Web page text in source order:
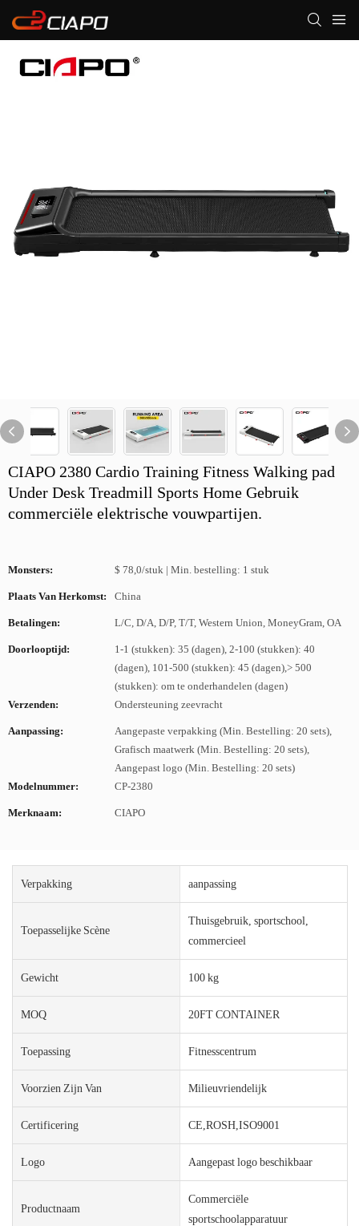
CIAPO 2380 Cardio Training Fitness Walking pad
Under Desk Treadmill Sports Home Gebruik
commerciële elektrische vouwpartijen.
Monsters: $ 78,0/stuk | Min. bestelling: 1 stuk
Plaats Van Herkomst: China
Betalingen: L/C, D/A, D/P, T/T, Western Union, MoneyGram, OA
Doorlooptijd:
1-1 (stukken): 35 (dagen), 2-100 (stukken): 40
(dagen), 101-500 (stukken): 45 (dagen),> 500
(stukken): om te onderhandelen (dagen)
Verzenden:
Ondersteuning zeevracht
Aanpassing:
Aangepaste verpakking (Min. Bestelling: 20 sets),
Grafisch maatwerk (Min. Bestelling: 20 sets),
Aangepast logo (Min. Bestelling: 20 sets)
Modelnummer:
CP-2380
Merknaam: CIAPO
Verpakking aanpassing
Toepasselijke Scène
Thuisgebruik, sportschool,
commercieel
Gewicht 100 kg
MOQ 20FT CONTAINER
Toepassing Fitnesscentrum
Voorzien Zijn Van Milieuvriendelijk
Certificering CE,ROSH,ISO9001
Logo Aangepast logo beschikbaar
Productnaam
Commerciële
sportschoolapparatuur